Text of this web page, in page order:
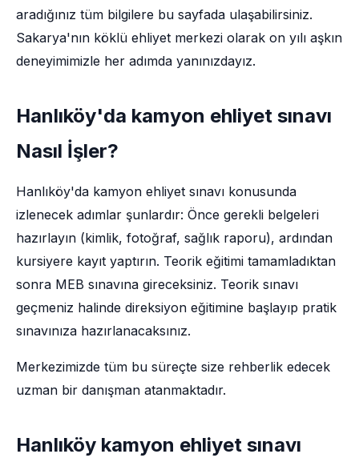
aradığınız tüm bilgilere bu sayfada ulaşabilirsiniz.
Sakarya'nın köklü ehliyet merkezi olarak on yılı aşkın
deneyimimizle her adımda yanınızdayız.
Hanlıköy'da kamyon ehliyet sınavı
Nasıl İşler?
Hanlıköy'da kamyon ehliyet sınavı konusunda
izlenecek adımlar şunlardır: Önce gerekli belgeleri
hazırlayın (kimlik, fotoğraf, sağlık raporu), ardından
kursiyere kayıt yaptırın. Teorik eğitimi tamamladıktan
sonra MEB sınavına gireceksiniz. Teorik sınavı
geçmeniz halinde direksiyon eğitimine başlayıp pratik
sınavınıza hazırlanacaksınız.
Merkezimizde tüm bu süreçte size rehberlik edecek
uzman bir danışman atanmaktadır.
Hanlıköy kamyon ehliyet sınavı